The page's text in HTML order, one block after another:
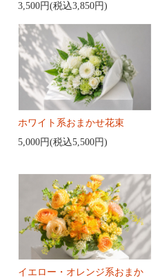
3,500円(税込3,850円)
ホワイト系おまかせ花束
5,000円(税込5,500円)
イエロー・オレンジ系おまか